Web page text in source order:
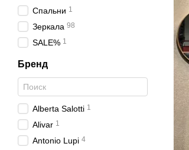
Спальни 1
Зеркала 98
SALE% 1
Бренд
Alberta Salotti 1
Alivar 1
Antonio Lupi 4